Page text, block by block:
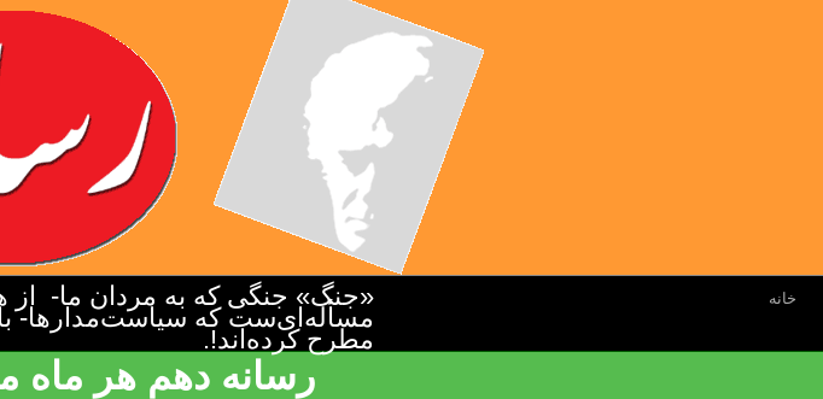
خانه «جنگ» جنگی که به مردان ما-
مسأله‌ای‌ست که سیاست‌مدارها-
مطرح کرده‌اند!.
رسانه دهم هر ماه